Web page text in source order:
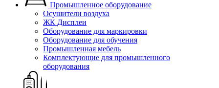
Промышленное оборудование
Осушители воздуха
ЖК Дисплеи
Оборудование для маркировки
Оборудование для обучения
Промышленная мебель
Комплектующие для промышленного
оборудования